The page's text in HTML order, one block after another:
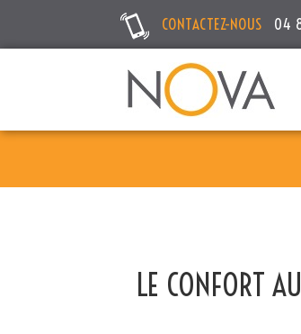
CONTACTEZ-NOUS 04
LE CONFORT